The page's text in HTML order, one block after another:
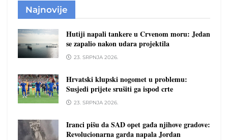
Najnovije
Hutiji napali tankere u Crvenom moru: Jedan
se zapalio nakon udara projektila
23. SRPNJA 2026.
Hrvatski klupski nogomet u problemu:
Susjedi prijete srušiti ga ispod crte
23. SRPNJA 2026.
Iranci pišu da SAD opet gađa njihove gradove:
Revolucionarna garda napala Jordan